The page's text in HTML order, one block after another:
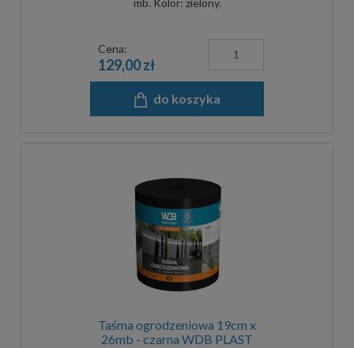
mb. Kolor: zielony.
Cena:
129,00 zł
do koszyka
Taśma ogrodzeniowa 19cm x
26mb - czarna WDB PLAST